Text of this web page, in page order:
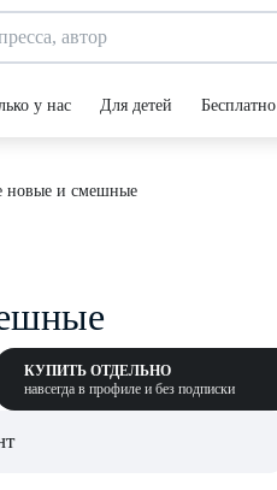
у нас Для детей Бесплатно
новые и смешные
КУПИТЬ ОТДЕЛЬНО
навсегда в профиле и без подписки